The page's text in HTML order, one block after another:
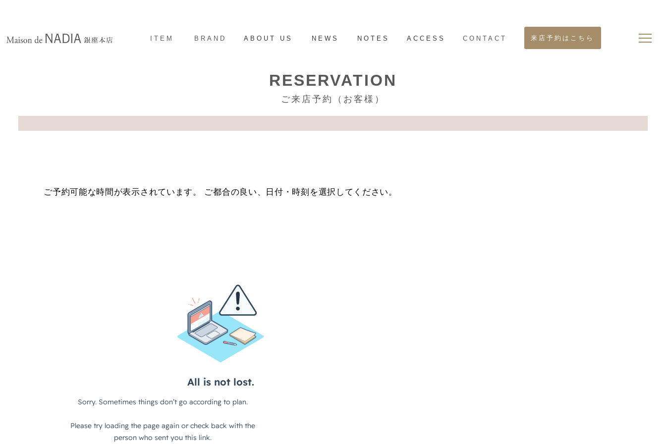
ITEM BRAND ABOUT US NEWS NOTES ACCESS CONTACT 来店予約はこちら
RESERVATION
ご来店予約（お客様）
ご予約可能な時間が表示されています。 ご都合の良い、日付・時刻を選択してください。